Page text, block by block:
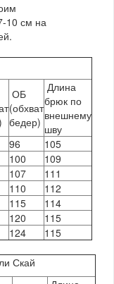
10 см на
ОБ
(обхват
бедер)
Длина
брюк по
внешнему
шву
96
105
100
109
107
111
110
112
115
114
120
115
124 115
Скай